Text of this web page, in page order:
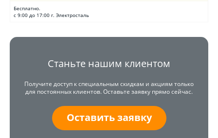
Бесплатно.
с 9:00 до 17:00 г. Электросталь
Станьте нашим клиентом
Получите доступ к специальным скидкам и акциям только
для постоянных клиентов. Оставьте заявку прямо сейчас.
Оставить заявку